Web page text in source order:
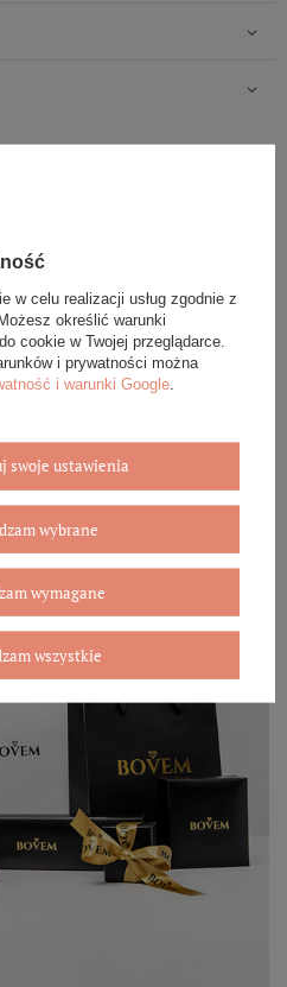
gratis
w sklepie internetowym
do wręczenia upominek. Do
pudełko ze skóry
torebkę. Rozmiary i wzory
na wybrany asortyment.
w celu realizacji usług zgodnie z
Możesz określić warunki
cookie w Twojej przeglądarce.
i prywatności można
i warunki Google
swoje ustawienia
wybrane
wymagane
wszystkie